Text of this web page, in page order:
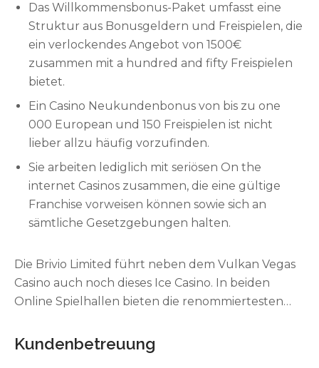
Vulkan Vegas anmelden. Es gibt unterdessen
leider doch sicher wieder Versuche von
Cyberkriminellen, die Webpages im Internet
spiegeln und dadurch persönliche Daten für
kriminelle Zwecke abgefangen werden.
Das Willkommensbonus-Paket umfasst eine
Struktur aus Bonusgeldern und Freispielen, die
ein verlockendes Angebot von 1500€
zusammen mit a hundred and fifty Freispielen
bietet.
Ein Casino Neukundenbonus von bis zu one
000 European und 150 Freispielen ist nicht
lieber allzu häufig vorzufinden.
Sie arbeiten lediglich mit seriösen On the
internet Casinos zusammen, die eine gültige
Franchise vorweisen können sowie sich an
sämtliche Gesetzgebungen halten.
Die Brivio Limited führt neben dem Vulkan Vegas
Casino auch noch dieses Ice Casino. In beiden
Online Spielhallen bieten die renommiertesten
Guthabeneinzahlung beträgt genauso 5, 00
European, was eine super Flexibilität ermöglicht.
Kundenbetreuung